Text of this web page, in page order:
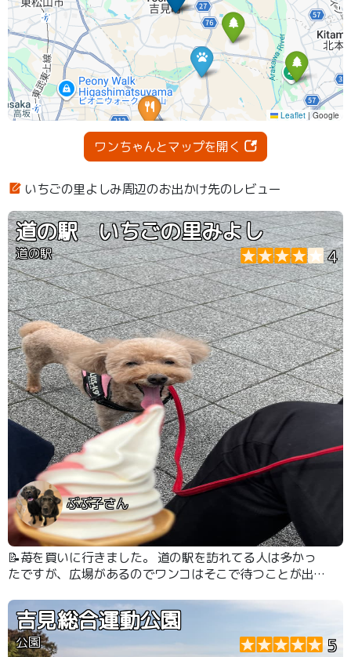
ワンちゃんとマップを開く
いちごの里よしみ周辺のお出かけ先のレビュー
道の駅 いちごの里みよし
道の駅 4
ぶぶ子さん
📝苺を買いに行きました。 道の駅を訪れてる人は多かっ
たですが、広場があるのでワンコはそこで待つことが出来
吉見総合運動公園
公園 5